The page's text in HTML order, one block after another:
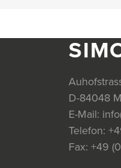
D-84048
E-Mail:
Telefon:
Fax: +49